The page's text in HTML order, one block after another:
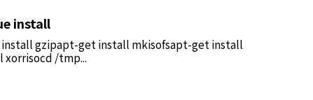
install
gzipapt-get install mkisofsapt-get install
/tmp...